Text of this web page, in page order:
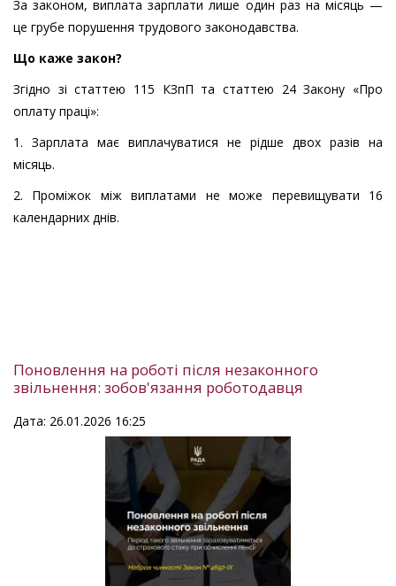
За законом, виплата зарплати лише один раз на місяць —
це грубе порушення трудового законодавства.
Що каже закон?
Згідно зі статтею 115 КЗпП та статтею 24 Закону «Про
оплату праці»:
1. Зарплата має виплачуватися не рідше двох разів на
місяць.
2. Проміжок між виплатами не може перевищувати 16
календарних днів.
Поновлення на роботі після незаконного
звільнення: зобов'язання роботодавця
Дата: 26.01.2026 16:25